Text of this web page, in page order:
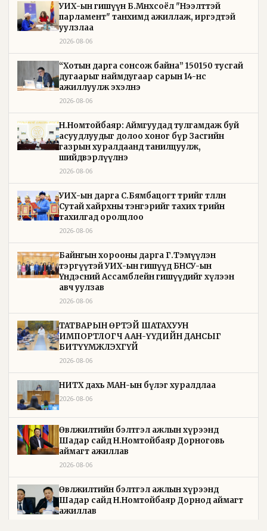
УИХ-ын гишүүн Б.Мөнхсоёл "Нээлттэй
парламент" танхимд ажиллаж, иргэдтэй
уулзлаа
2026-08-06
“Хотын дарга сонсож байна” 150150 тусгай
дугаарыг наймдугаар сарын 14-нөөс
ажиллуулж эхэлнэ
2026-08-06
Н.Номтойбаяр: Аймгуудад тулгамдаж буй
асуудлуудыг долоо хоног бүр Засгийн
газрын хуралдаанд танилцуулж,
шийдвэрлүүлнэ
2026-08-06
УИХ-ын дарга С.Бямбацогт төрийг төлөөлөн
Сутай хайрхны тэнгэрийг тахих төрийн
тахилгад оролцлоо
2026-08-06
Байнгын хорооны дарга Г.Тэмүүлэн
тэргүүтэй УИХ-ын гишүүд БНСУ-ын
Үндэсний Ассамблейн гишүүдийг хүлээн
авч уулзав
2026-08-06
ТАТВАРЫН ӨРТЭЙ ШАТАХУУН
ИМПОРТЛОГЧ ААН-ҮҮДИЙН ДАНСЫГ
БИТҮҮМЖЛЭХГҮЙ
2026-08-06
НИТХ дахь МАН-ын бүлэг хуралдлаа
2026-08-06
Өвөлжилтийн бэлтгэл ажлын хүрээнд
Шадар сайд Н.Номтойбаяр Дорноговь
аймагт ажиллав
2026-08-06
Өвөлжилтийн бэлтгэл ажлын хүрээнд
Шадар сайд Н.Номтойбаяр Дорнод аймагт
ажиллав